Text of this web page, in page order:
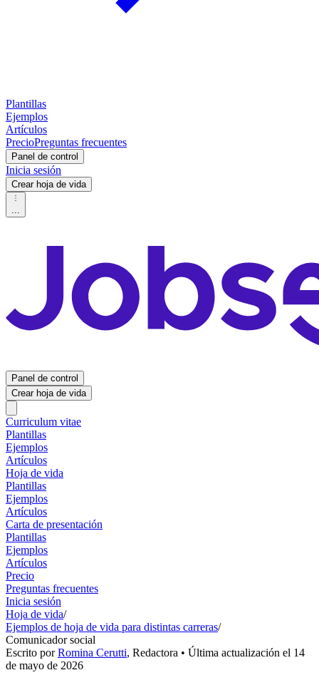
Plantillas
Ejemplos
Artículos
PrecioPreguntas frecuentes
Panel de control
Inicia sesión
Crear hoja de vida
...
Panel de control
Crear hoja de vida
Curriculum vitae
Plantillas
Ejemplos
Artículos
Hoja de vida
Plantillas
Ejemplos
Artículos
Carta de presentación
Plantillas
Ejemplos
Artículos
Precio
Preguntas frecuentes
Inicia sesión
Hoja de vida/
Ejemplos de hoja de vida para distintas carreras/
Comunicador social
Escrito porRomina Cerutti, Redactora • Última actualización el 14
de mayo de 2026